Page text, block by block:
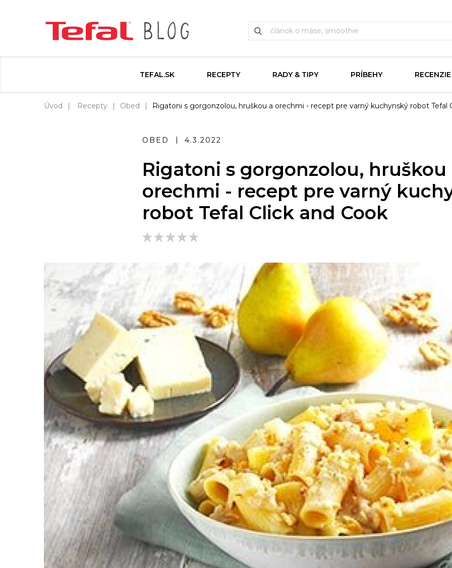
TEFAL.SK RECEPTY RADY & TIPY PRÍBEHY RECENZIE
Úvod Recepty Obed Rigatoni s gorgonzolou, hruškou a orechmi - recept pre varný kuchynský robot Tefal
OBED 4.3.2022
Rigatoni s gorgonzolou, hruškou
orechmi - recept pre varný
robot Tefal Click and Cook